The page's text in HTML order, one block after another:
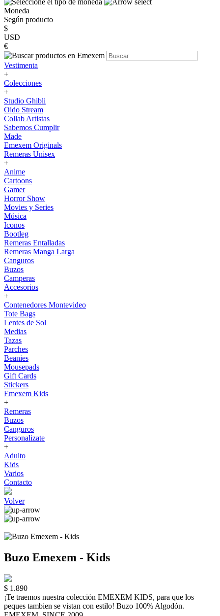
Moneda
Según producto
$
USD
€
Vestimenta
+
Colecciones
+
Studio Ghibli
Oido Stream
Collab Artistas
Sabemos Cumplir
Made
Emexem Originals
Remeras Unisex
+
Anime
Cartoons
Gamer
Horror Show
Movies y Series
Música
Iconos
Bootleg
Remeras Entalladas
Remeras Manga Larga
Canguros
Buzos
Camperas
Accesorios
+
Contenedores Montevideo
Tote Bags
Lentes de Sol
Medias
Tazas
Parches
Beanies
Mousepads
Gift Cards
Stickers
Emexem Kids
+
Remeras
Buzos
Canguros
Personalizate
+
Adulto
Kids
Varios
Contacto
Volver
Buzo Emexem - Kids
$ 1.890
¡Te traemos nuestra colección EMEXEM KIDS, para que los
peques tambien se vistan con estilo! Buzo 100% Algodón.